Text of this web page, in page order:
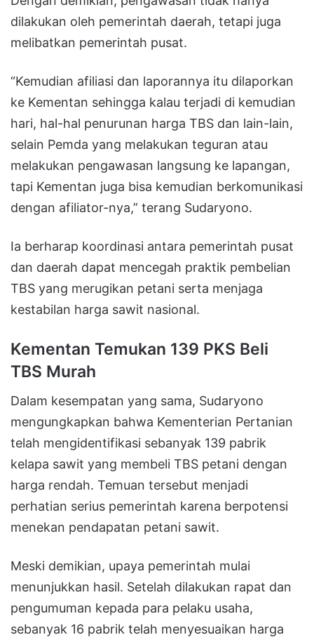
dilakukan oleh pemerintah daerah, tetapi juga
melibatkan pemerintah pusat.
“Kemudian afiliasi dan laporannya itu dilaporkan
ke Kementan sehingga kalau terjadi di kemudian
hari, hal-hal penurunan harga TBS dan lain-lain,
selain Pemda yang melakukan teguran atau
melakukan pengawasan langsung ke lapangan,
tapi Kementan juga bisa kemudian berkomunikasi
dengan afiliator-nya,” terang Sudaryono.
Ia berharap koordinasi antara pemerintah pusat
dan daerah dapat mencegah praktik pembelian
TBS yang merugikan petani serta menjaga
kestabilan harga sawit nasional.
Kementan Temukan 139 PKS Beli
TBS Murah
Dalam kesempatan yang sama, Sudaryono
mengungkapkan bahwa Kementerian Pertanian
telah mengidentifikasi sebanyak 139 pabrik
kelapa sawit yang membeli TBS petani dengan
harga rendah. Temuan tersebut menjadi
perhatian serius pemerintah karena berpotensi
menekan pendapatan petani sawit.
Meski demikian, upaya pemerintah mulai
menunjukkan hasil. Setelah dilakukan rapat dan
pengumuman kepada para pelaku usaha,
sebanyak 16 pabrik telah menyesuaikan harga